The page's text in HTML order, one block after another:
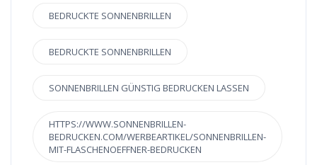
BEDRUCKTE SONNENBRILLEN
BEDRUCKTE SONNENBRILLEN
SONNENBRILLEN GÜNSTIG BEDRUCKEN LASSEN
HTTPS://WWW.SONNENBRILLEN-
BEDRUCKEN.COM/WERBEARTIKEL/SONNENBRILLEN-
MIT-FLASCHENOEFFNER-BEDRUCKEN